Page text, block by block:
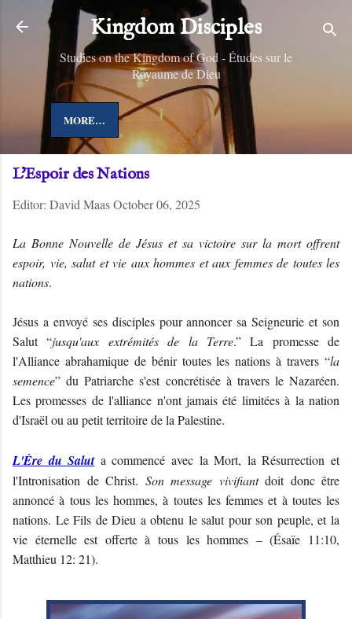
Skip to main content
Kingdom Disciples
Studies on the Kingdom of God - Études sur le
Royaume de Dieu
MORE…
L'Espoir des Nations
Editor: David MaasOctober 06, 2025
La Bonne Nouvelle de Jésus et sa victoire sur la mort offrent
espoir, vie, salut et vie aux hommes et aux femmes de toutes les
nations.
Jésus a envoyé ses disciples pour annoncer sa Seigneurie et son
Salut “jusqu'aux extrémités de la Terre.” La promesse de
l'Alliance abrahamique de bénir toutes les nations à travers “la
semence” du Patriarche s'est concrétisée à travers le Nazaréen.
Les promesses de l'alliance n'ont jamais été limitées à la nation
d'Israël ou au petit territoire de la Palestine.
L'Ère du Saluta commencé avec la Mort, la Résurrection et
l'Intronisation de Christ. Son message vivifiantdoit donc être
annoncé à tous les hommes, à toutes les femmes et à toutes les
nations. Le Fils de Dieu a obtenu le salut pour son peuple, et la
vie éternelle est offerte à tous les hommes – (Ésaïe 11:10,
Matthieu 12: 21).